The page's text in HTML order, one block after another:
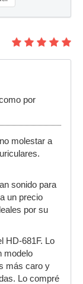
por
molestar a
sonido para
un precio
por su
HD-681F. Lo
modelo
más caro y
Lo compré